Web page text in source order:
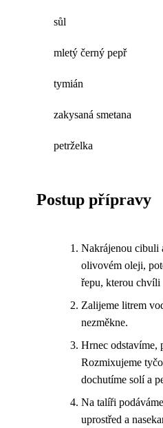
sůl
mletý černý pepř
tymián
zakysaná smetana
petrželka
Postup přípravy
Nakrájenou cibuli
olivovém oleji,
řepu, kterou chvíli
Zalijeme litrem
nezměkne.
Hrnec odstavíme,
Rozmixujeme
dochutíme solí a
Na talíři
uprostřed a